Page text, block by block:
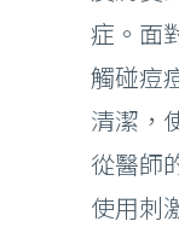
症。面
觸碰痘
清潔，
從醫師
使用刺